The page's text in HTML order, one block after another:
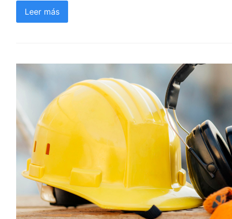
Leer más